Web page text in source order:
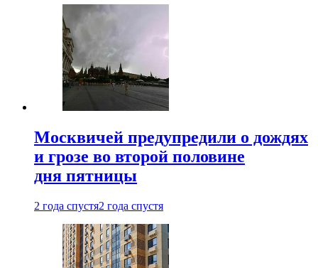
Москвичей предупредили о дождях
и грозе во второй половине
дня пятницы
2 года спустя2 года спустя